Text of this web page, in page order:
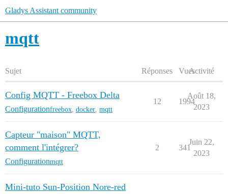
Gladys Assistant community
mqtt
Sujet Réponses VuesActivité
Config MQTT - Freebox Delta
Configurationfreebox docker mqtt
12 1994
Août 18,
2023
Capteur "maison" MQTT,
comment l'intégrer?
Configurationmqtt
2 341
Juin 22,
2023
Mini-tuto Sun-Position Nore-red